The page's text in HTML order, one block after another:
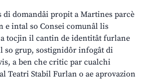
domandâi propit a Martines parcè
e intal so Consei comunâl lis
tocjin il cantin de identitât furlane
so grup, sostignidôr infogât di
a ben che critic par cualchi
Teatri Stabil Furlan o ae aprovazion